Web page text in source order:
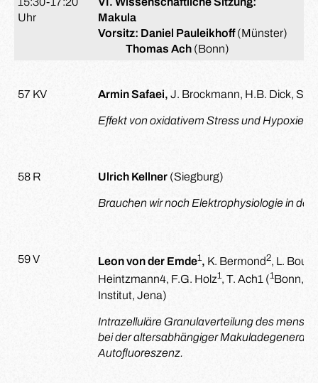
Uhr
Makula
Vorsitz: Daniel Pauleikhoff (Münster)
Thomas Ach (Bonn)
57 KV Armin Safaei, J. Brockmann, H.B. Dick,
Effekt von oxidativem Stress und Hypoxie
58 R Ulrich Kellner (Siegburg)
Brauchen wir noch Elektrophysiologie in
59 V Leon von der Emde1, K. Bermond2, L.
Heintzmann4, F.G. Holz1, T. Ach1 (1Bonn,
Institut, Jena)
Intrazelluläre Granulaverteilung des
bei der altersabhängiger
Autofluoreszenz.